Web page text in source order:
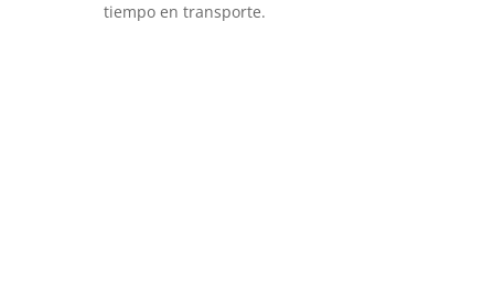
tiempo en transporte.